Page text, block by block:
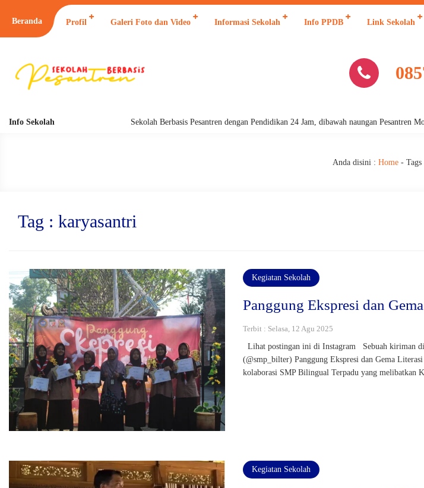
Beranda Profil Galeri Foto dan Video Informasi Sekolah Info PPDB Link Sekolah
Info Sekolah Sekolah Berbasis Pesantren dengan Pendidikan 24 Jam, dibawah naungan Pesantren Modern
Anda disini : Home - Tags
Tag : karyasantri
Kegiatan Sekolah
Panggung Ekspresi dan
Terbit : Selasa, 12 Agu 2025
Lihat postingan ini di Instagram Sebuah kiriman
(@smp_bilter) Panggung Ekspresi dan Gema
kolaborasi SMP Bilingual Terpadu yang melibatkan
Kegiatan Sekolah